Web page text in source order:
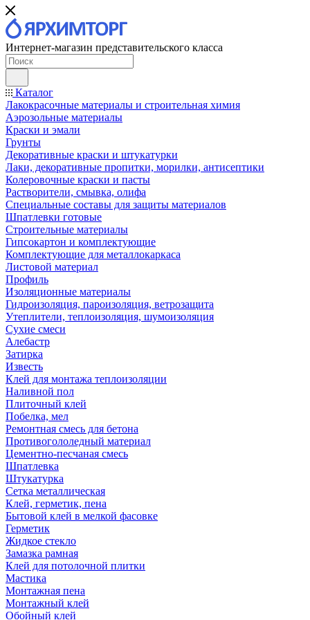
Интернет-магазин представительского класса
Каталог
Лакокрасочные материалы и строительная химия
Аэрозольные материалы
Краски и эмали
Грунты
Декоративные краски и штукатурки
Лаки, декоративные пропитки, морилки, антисептики
Колеровочные краски и пасты
Растворители, смывка, олифа
Специальные составы для защиты материалов
Шпатлевки готовые
Строительные материалы
Гипсокартон и комплектующие
Комплектующие для металлокаркаса
Листовой материал
Профиль
Изоляционные материалы
Гидроизоляция, пароизоляция, ветрозащита
Утеплители, теплоизоляция, шумоизоляция
Сухие смеси
Алебастр
Затирка
Известь
Клей для монтажа теплоизоляции
Наливной пол
Плиточный клей
Побелка, мел
Ремонтная смесь для бетона
Противогололедный материал
Цементно-песчаная смесь
Шпатлевка
Штукатурка
Сетка металлическая
Клей, герметик, пена
Бытовой клей в мелкой фасовке
Герметик
Жидкое стекло
Замазка рамная
Клей для потолочной плитки
Мастика
Монтажная пена
Монтажный клей
Обойный клей